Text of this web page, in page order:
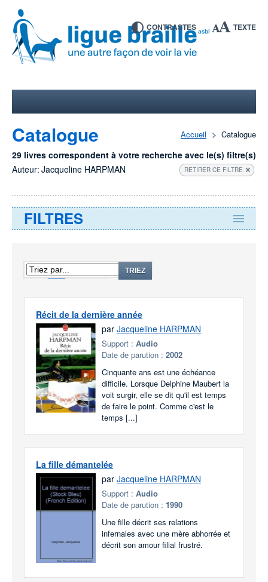
CONTRASTES TEXTE
Accueil Catalogue
Catalogue
29 livres correspondent à votre recherche avec le(s) filtre(s)
Auteur: Jacqueline HARPMAN RETIRER CE FILTRE
FILTRES
1 TRIEZ
Récit de la dernière année
par Jacqueline HARPMAN
Support : Audio
Date de parution : 2002
Cinquante ans est une échéance
difficile. Lorsque Delphine Maubert la
voit surgir, elle se dit qu'il est temps
de faire le point. Comme c'est le
temps [...]
La fille démantelée
par Jacqueline HARPMAN
Support : Audio
Date de parution : 1990
Une fille décrit ses relations
infernales avec une mère abhorrée et
décrit son amour filial frustré.